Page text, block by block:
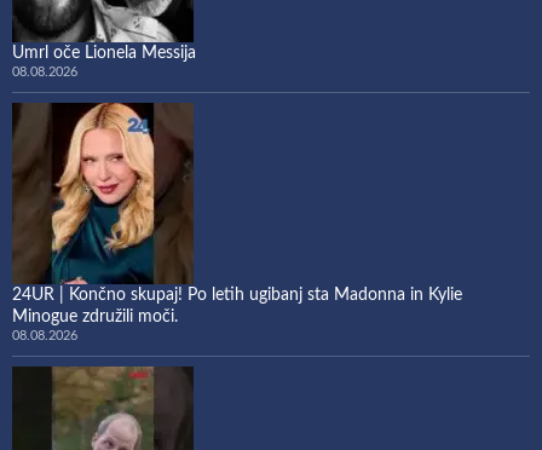
Umrl oče Lionela Messija
08.08.2026
24UR | Končno skupaj! Po letih ugibanj sta Madonna in Kylie
Minogue združili moči.
08.08.2026